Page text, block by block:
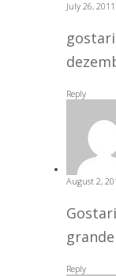
July 26,
Reply
August 2,
Reply